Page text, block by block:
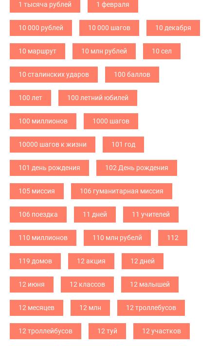
1 тысяча рублей 1 февраля
10 000 рублей 10 000 шагов 10 декабря
10 маршрут 10 млн рублей 10 сел
10 сталинских ударов 100 баллов
100 лет 100 летний юбилей
100 миллионов 1000 шагов
10000 шагов к жизни 101 год
101 день рождения 102 День рождения
105 миссия 106 гуманитарная миссия
106 поездка 11 дней 11 учителей
110 миллионов 110 млн рубелй 112
119 домов 12 акция 12 дней
12 июня 12 классов 12 малышей
12 месяцев 12 млн 12 троллебусов
12 троллейбусов 12 туй 12 участков